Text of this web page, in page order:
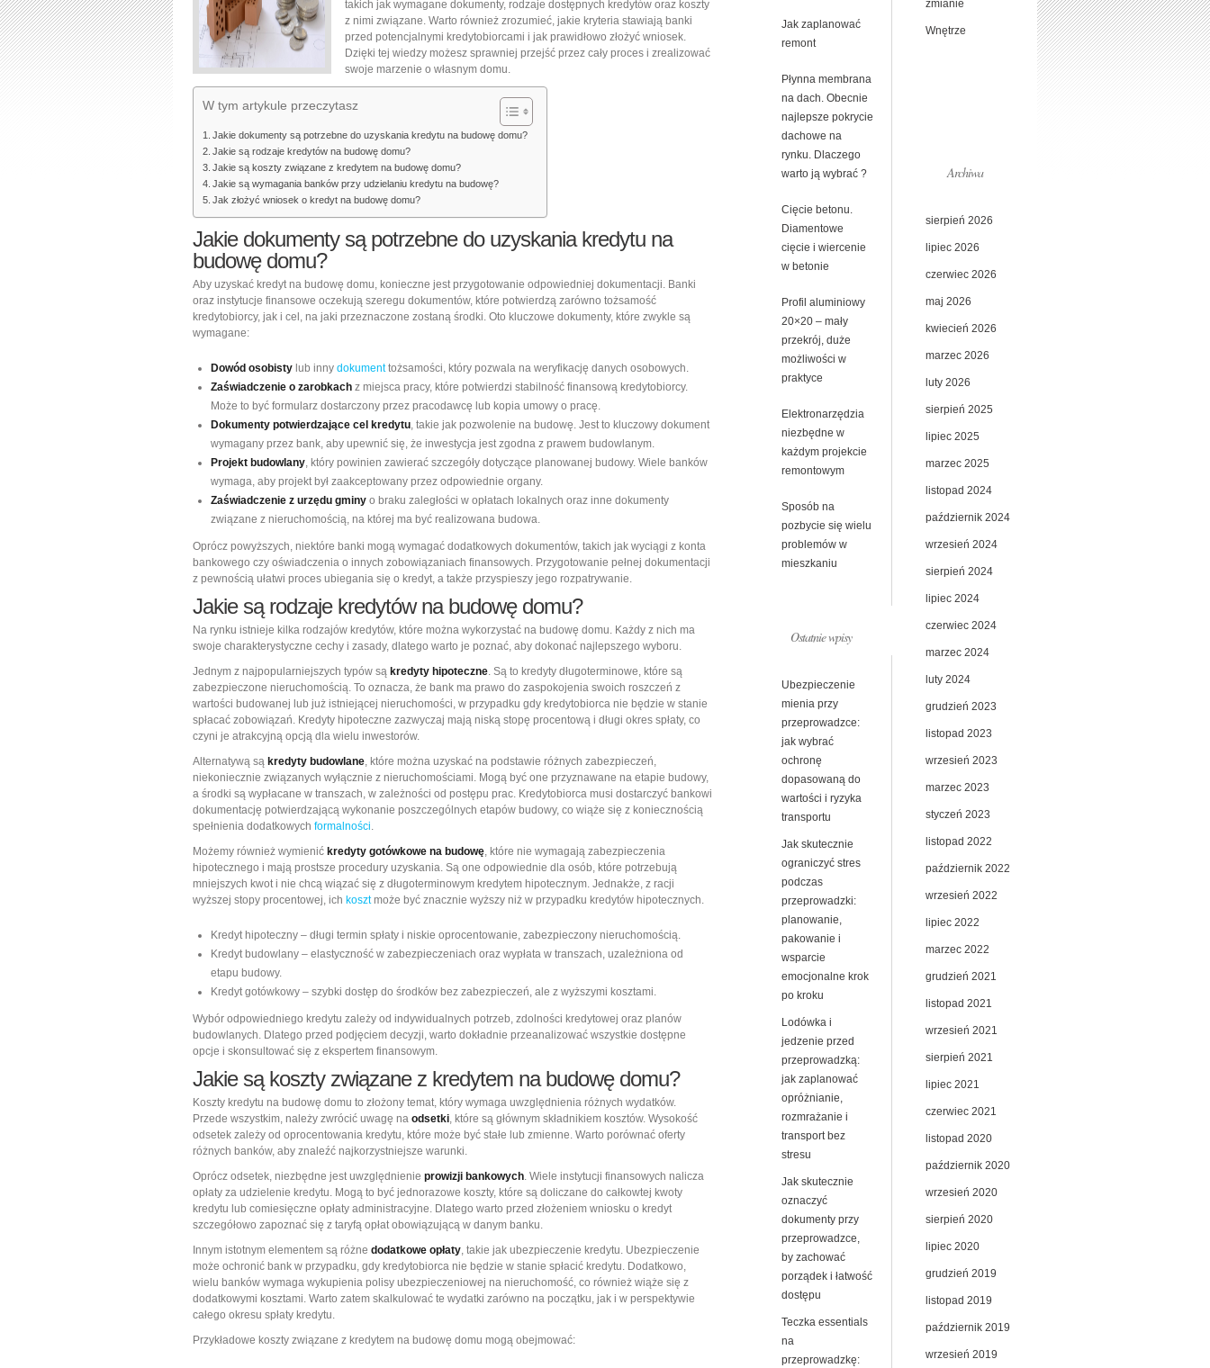
domu
takich jak wymagane dokumenty, rodzaje dostępnych kredytów oraz koszty
z nimi związane. Warto również zrozumieć, jakie kryteria stawiają banki
przed potencjalnymi kredytobiorcami i jak prawidłowo złożyć wniosek.
Dzięki tej wiedzy możesz sprawniej przejść przez cały proces i zrealizować
swoje marzenie o własnym domu.
W tym artykule przeczytasz
Jakie dokumenty są potrzebne do uzyskania kredytu na budowę domu?
Jakie są rodzaje kredytów na budowę domu?
Jakie są koszty związane z kredytem na budowę domu?
Jakie są wymagania banków przy udzielaniu kredytu na budowę?
Jak złożyć wniosek o kredyt na budowę domu?
Jakie dokumenty są potrzebne do uzyskania kredytu na
budowę domu?
Aby uzyskać kredyt na budowę domu, konieczne jest przygotowanie odpowiedniej dokumentacji. Banki
oraz instytucje finansowe oczekują szeregu dokumentów, które potwierdzą zarówno tożsamość
kredytobiorcy, jak i cel, na jaki przeznaczone zostaną środki. Oto kluczowe dokumenty, które zwykle są
wymagane:
Dowód osobisty lub inny dokumenttożsamości, który pozwala na weryfikację danych osobowych.
Zaświadczenie o zarobkach z miejsca pracy, które potwierdzi stabilność finansową kredytobiorcy.
Może to być formularz dostarczony przez pracodawcę lub kopia umowy o pracę.
Dokumenty potwierdzające cel kredytu, takie jak pozwolenie na budowę. Jest to kluczowy dokument
wymagany przez bank, aby upewnić się, że inwestycja jest zgodna z prawem budowlanym.
Projekt budowlany, który powinien zawierać szczegóły dotyczące planowanej budowy. Wiele banków
wymaga, aby projekt był zaakceptowany przez odpowiednie organy.
Zaświadczenie z urzędu gminy o braku zaległości w opłatach lokalnych oraz inne dokumenty
związane z nieruchomością, na której ma być realizowana budowa.
Oprócz powyższych, niektóre banki mogą wymagać dodatkowych dokumentów, takich jak wyciągi z konta
bankowego czy oświadczenia o innych zobowiązaniach finansowych. Przygotowanie pełnej dokumentacji
z pewnością ułatwi proces ubiegania się o kredyt, a także przyspieszy jego rozpatrywanie.
Jakie są rodzaje kredytów na budowę domu?
Na rynku istnieje kilka rodzajów kredytów, które można wykorzystać na budowę domu. Każdy z nich ma
swoje charakterystyczne cechy i zasady, dlatego warto je poznać, aby dokonać najlepszego wyboru.
Jednym z najpopularniejszych typów są kredyty hipoteczne. Są to kredyty długoterminowe, które są
zabezpieczone nieruchomością. To oznacza, że bank ma prawo do zaspokojenia swoich roszczeń z
wartości budowanej lub już istniejącej nieruchomości, w przypadku gdy kredytobiorca nie będzie w stanie
spłacać zobowiązań. Kredyty hipoteczne zazwyczaj mają niską stopę procentową i długi okres spłaty, co
czyni je atrakcyjną opcją dla wielu inwestorów.
Alternatywą są kredyty budowlane, które można uzyskać na podstawie różnych zabezpieczeń,
niekoniecznie związanych wyłącznie z nieruchomościami. Mogą być one przyznawane na etapie budowy,
a środki są wypłacane w transzach, w zależności od postępu prac. Kredytobiorca musi dostarczyć bankowi
dokumentację potwierdzającą wykonanie poszczególnych etapów budowy, co wiąże się z koniecznością
spełnienia dodatkowych formalności.
Możemy również wymienić kredyty gotówkowe na budowę, które nie wymagają zabezpieczenia
hipotecznego i mają prostsze procedury uzyskania. Są one odpowiednie dla osób, które potrzebują
mniejszych kwot i nie chcą wiązać się z długoterminowym kredytem hipotecznym. Jednakże, z racji
wyższej stopy procentowej, ich kosztmoże być znacznie wyższy niż w przypadku kredytów hipotecznych.
Kredyt hipoteczny – długi termin spłaty i niskie oprocentowanie, zabezpieczony nieruchomością.
Kredyt budowlany – elastyczność w zabezpieczeniach oraz wypłata w transzach, uzależniona od
etapu budowy.
Kredyt gotówkowy – szybki dostęp do środków bez zabezpieczeń, ale z wyższymi kosztami.
Wybór odpowiedniego kredytu zależy od indywidualnych potrzeb, zdolności kredytowej oraz planów
budowlanych. Dlatego przed podjęciem decyzji, warto dokładnie przeanalizować wszystkie dostępne
opcje i skonsultować się z ekspertem finansowym.
Jakie są koszty związane z kredytem na budowę domu?
Koszty kredytu na budowę domu to złożony temat, który wymaga uwzględnienia różnych wydatków.
Przede wszystkim, należy zwrócić uwagę na odsetki, które są głównym składnikiem kosztów. Wysokość
odsetek zależy od oprocentowania kredytu, które może być stałe lub zmienne. Warto porównać oferty
różnych banków, aby znaleźć najkorzystniejsze warunki.
Oprócz odsetek, niezbędne jest uwzględnienie prowizji bankowych. Wiele instytucji finansowych nalicza
opłaty za udzielenie kredytu. Mogą to być jednorazowe koszty, które są doliczane do całkowtej kwoty
kredytu lub comiesięczne opłaty administracyjne. Dlatego warto przed złożeniem wniosku o kredyt
szczegółowo zapoznać się z taryfą opłat obowiązującą w danym banku.
Innym istotnym elementem są różne dodatkowe opłaty, takie jak ubezpieczenie kredytu. Ubezpieczenie
może ochronić bank w przypadku, gdy kredytobiorca nie będzie w stanie spłacić kredytu. Dodatkowo,
wielu banków wymaga wykupienia polisy ubezpieczeniowej na nieruchomość, co również wiąże się z
dodatkowymi kosztami. Warto zatem skalkulować te wydatki zarówno na początku, jak i w perspektywie
całego okresu spłaty kredytu.
Przykładowe koszty związane z kredytem na budowę domu mogą obejmować:
Jak zaplanować
remont
Płynna membrana
na dach. Obecnie
najlepsze pokrycie
dachowe na
rynku. Dlaczego
warto ją wybrać ?
Cięcie betonu.
Diamentowe
cięcie i wiercenie
w betonie
Profil aluminiowy
20×20 – mały
przekrój, duże
możliwości w
praktyce
Elektronarzędzia
niezbędne w
każdym projekcie
remontowym
Sposób na
pozbycie się wielu
problemów w
mieszkaniu
Ostatnie wpisy
Ubezpieczenie
mienia przy
przeprowadzce:
jak wybrać
ochronę
dopasowaną do
wartości i ryzyka
transportu
Jak skutecznie
ograniczyć stres
podczas
przeprowadzki:
planowanie,
pakowanie i
wsparcie
emocjonalne krok
po kroku
Lodówka i
jedzenie przed
przeprowadzką:
jak zaplanować
opróżnianie,
rozmrażanie i
transport bez
stresu
Jak skutecznie
oznaczyć
dokumenty przy
przeprowadzce,
by zachować
porządek i łatwość
dostępu
Teczka essentials
na
przeprowadzkę:
zmianie
Wnętrze
Archiwa
sierpień 2026
lipiec 2026
czerwiec 2026
maj 2026
kwiecień 2026
marzec 2026
luty 2026
sierpień 2025
lipiec 2025
marzec 2025
listopad 2024
październik 2024
wrzesień 2024
sierpień 2024
lipiec 2024
czerwiec 2024
marzec 2024
luty 2024
grudzień 2023
listopad 2023
wrzesień 2023
marzec 2023
styczeń 2023
listopad 2022
październik 2022
wrzesień 2022
lipiec 2022
marzec 2022
grudzień 2021
listopad 2021
wrzesień 2021
sierpień 2021
lipiec 2021
czerwiec 2021
listopad 2020
październik 2020
wrzesień 2020
sierpień 2020
lipiec 2020
grudzień 2019
listopad 2019
październik 2019
wrzesień 2019